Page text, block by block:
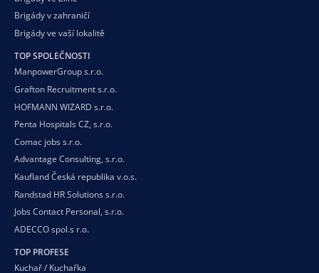
Brigády v zahraničí
Brigády ve vaší lokalitě
TOP SPOLEČNOSTI
ManpowerGroup s.r.o.
Grafton Recruitment s.r.o.
HOFMANN WIZARD s.r.o.
Penta Hospitals CZ, s.r.o.
Comac jobs s.r.o.
Advantage Consulting, s.r.o.
Kaufland Česká republika v.o.s.
Randstad HR Solutions s.r.o.
Jobs Contact Personal, s.r.o.
ADECCO spol.s r.o.
TOP PROFESE
Kuchař / Kuchařka